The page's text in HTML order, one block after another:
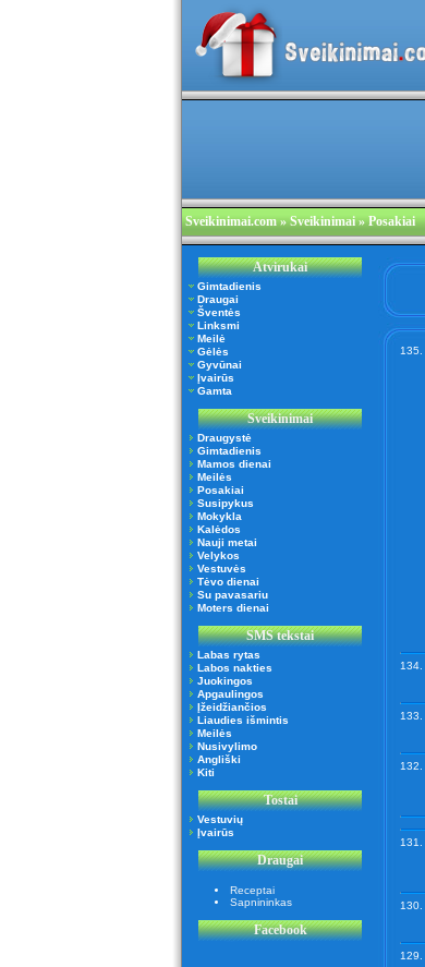
Sveikinimai.com» Sveikinimai » Posakiai
Atvirukai
Gimtadienis
Draugai
Šventės
Linksmi
Meilė
Gėlės
Gyvūnai
Įvairūs
Gamta
Sveikinimai
Draugystė
Gimtadienis
Mamos dienai
Meilės
Posakiai
Susipykus
Mokykla
Kalėdos
Nauji metai
Velykos
Vestuvės
Tėvo dienai
Su pavasariu
Moters dienai
SMS tekstai
Labas rytas
Labos nakties
Juokingos
Apgaulingos
Įžeidžiančios
Liaudies išmintis
Meilės
Nusivylimo
Angliški
Kiti
Tostai
Vestuvių
Įvairūs
Draugai
Receptai
Sapnininkas
Facebook
135.
134.
133.
132.
131.
130.
129.